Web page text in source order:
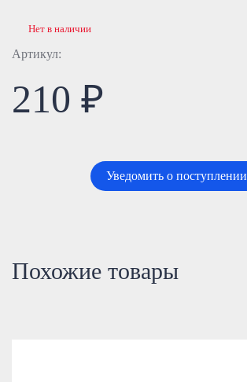
Артикул:
Нет в наличии
210 ₽
Уведомить о поступлении
Похожие товары